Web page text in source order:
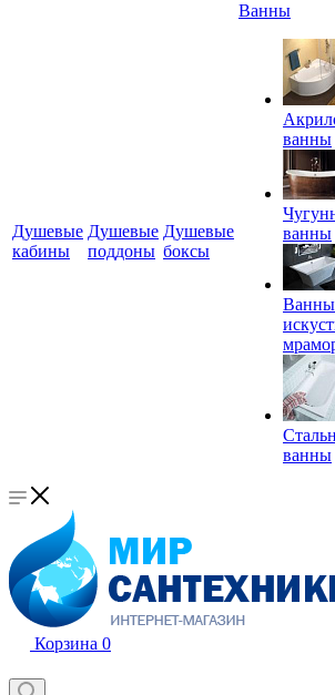
Душевые
кабины
Душевые
поддоны
Душевые
боксы
Ванны
ванны
ванны
Ванны
ванны
Корзина 0